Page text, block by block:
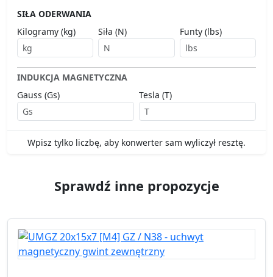
SIŁA ODERWANIA
Kilogramy (kg)
Siła (N) Funty (lbs)
INDUKCJA MAGNETYCZNA
Gauss (Gs)
Tesla (T)
Wpisz tylko liczbę, aby konwerter sam wyliczył resztę.
Sprawdź inne propozycje